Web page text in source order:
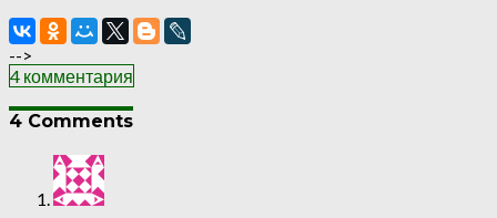
-->
4 комментария
4 Comments